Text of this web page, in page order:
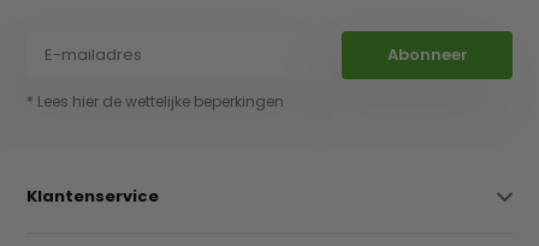
Abonneer
* Lees hier de wettelijke beperkingen
Klantenservice